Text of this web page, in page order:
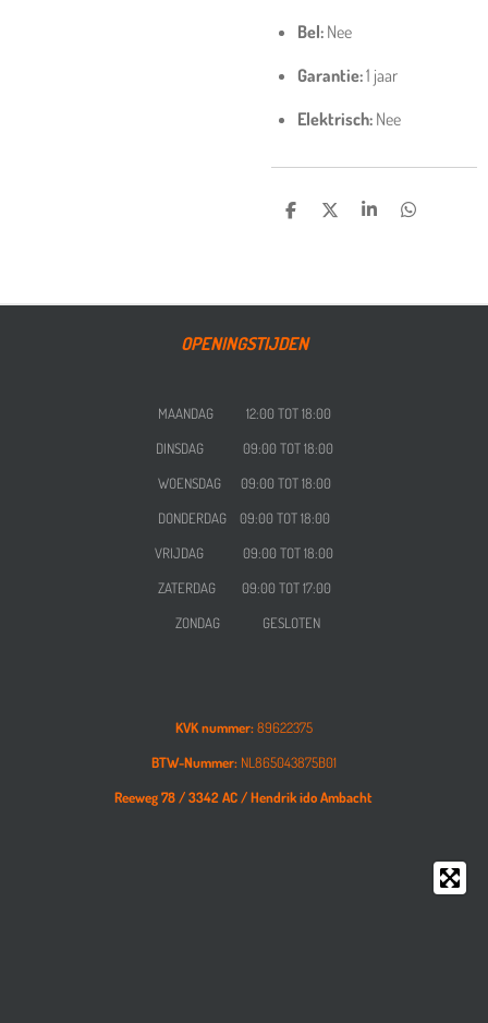
Bel: Nee
Garantie:1 jaar
Elektrisch: Nee
DELENDEEL SHAREDELEN
OPENINGSTIJDEN
MAANDAG 12:00 TOT 18:00
DINSDAG 09:00 TOT 18:00
WOENSDAG 09:00 TOT 18:00
DONDERDAG 09:00 TOT 18:00
VRIJDAG
09:00 TOT 18:00
ZATERDAG 09:00 TOT 17:00
ZONDAG GESLOTEN
KVK nummer:89622375
BTW-Nummer: NL865043875B01
Reeweg 78 /3342 AC /Hendrik ido Ambacht